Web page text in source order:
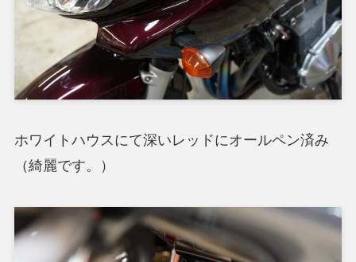
ホワイトハウスにて深いレッドにオールペン済み
（綺麗です。）